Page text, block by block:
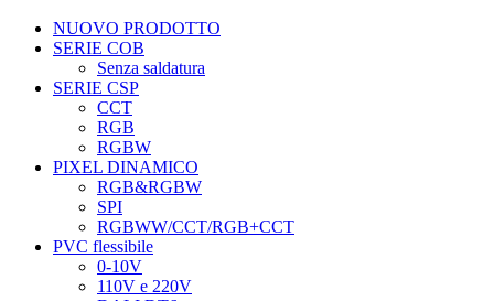
NUOVO PRODOTTO
SERIE COB
Senza saldatura
SERIE CSP
CCT
RGB
RGBW
PIXEL DINAMICO
RGB&RGBW
SPI
RGBWW/CCT/RGB+CCT
PVC flessibile
0-10V
110V e 220V